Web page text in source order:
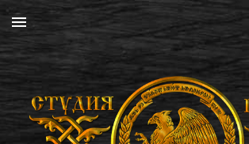
Skip to main content